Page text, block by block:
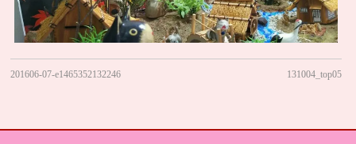
201606-07-e1465352132246 131004_top05